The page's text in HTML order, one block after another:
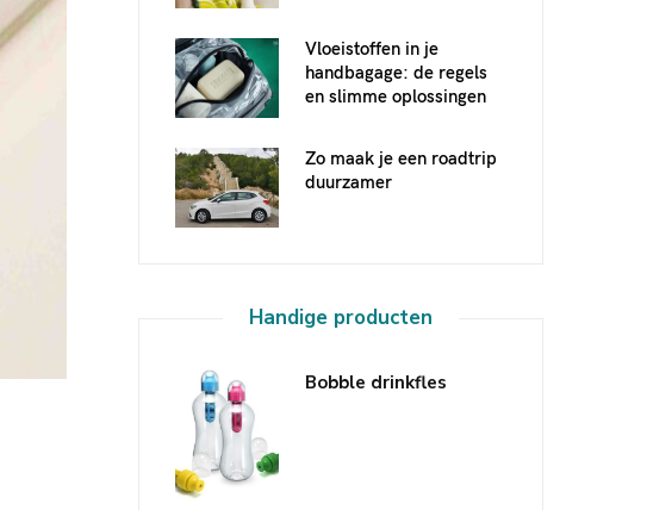
Vloeistoffen in je
handbagage: de regels
en slimme oplossingen
Zo maak je een roadtrip
duurzamer
Handige producten
Bobble drinkfles